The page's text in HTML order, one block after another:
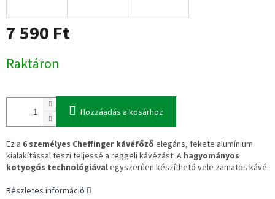
7 590 Ft
Raktáron
Hozzáadás a kosárhoz
Ez a 6 személyes Cheffinger kávéfőző elegáns, fekete alumínium
kialakítással teszi teljessé a reggeli kávézást. A hagyományos
kotyogós technológiávalegyszerűen készíthető vele zamatos kávé.
Részletes információ